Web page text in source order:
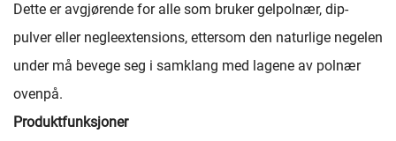
Dette er avgjørende for alle som bruker gelpolnær, dip-
pulver eller negleextensions, ettersom den naturlige negelen
under må bevege seg i samklang med lagene av polnær
ovenpå.
Produktfunksjoner